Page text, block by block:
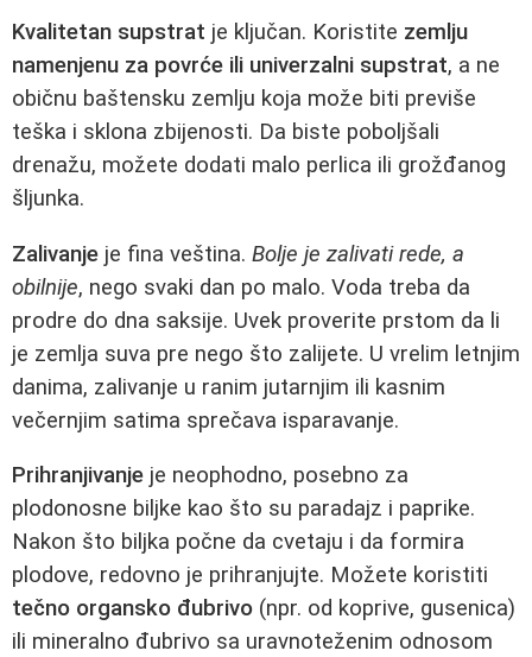
Kvalitetan supstrat je ključan. Koristite zemlju
namenjenu za povrće ili univerzalni supstrat, a ne
običnu baštensku zemlju koja može biti previše
teška i sklona zbijenosti. Da biste poboljšali
drenažu, možete dodati malo perlica ili grožđanog
šljunka.
Zalivanje je fina veština. Bolje je zalivati rede, a
obilnije, nego svaki dan po malo. Voda treba da
prodre do dna saksije. Uvek proverite prstom da li
je zemlja suva pre nego što zalijete. U vrelim letnjim
danima, zalivanje u ranim jutarnjim ili kasnim
večernjim satima sprečava isparavanje.
Prihranjivanje je neophodno, posebno za
plodonosne biljke kao što su paradajz i paprike.
Nakon što biljka počne da cvetaju i da formira
plodove, redovno je prihranjujte. Možete koristiti
tečno organsko đubrivo (npr. od koprive, gusenica)
ili mineralno đubrivo sa uravnoteženim odnosom